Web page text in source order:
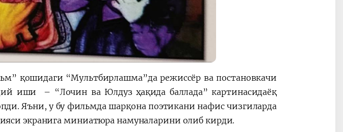
қошидаги “Мультбирлашма”да режиссёр ва постановкачи
иши – “Лочин ва Юлдуз ҳақида баллада” картинасидаёқ
Яъни, у бу фильмда шарқона поэтикани нафис чизгиларда
экранига миниатюра намуналарини олиб кирди.